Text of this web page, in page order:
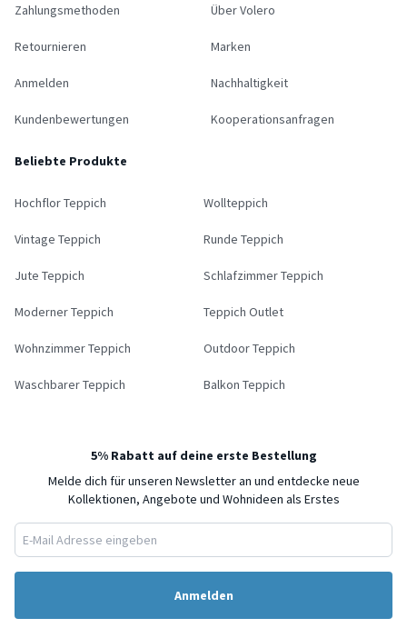
Zahlungsmethoden
Retournieren
Anmelden
Kundenbewertungen
Über Volero
Marken
Nachhaltigkeit
Kooperationsanfragen
Beliebte Produkte
Hochflor Teppich Wollteppich
Vintage Teppich Runde Teppich
Jute Teppich Schlafzimmer Teppich
Moderner Teppich Teppich Outlet
Wohnzimmer Teppich Outdoor Teppich
Waschbarer Teppich Balkon Teppich
5% Rabatt auf deine erste Bestellung
Melde dich für unseren Newsletter an und entdecke neue
Kollektionen, Angebote und Wohnideen als Erstes
Anmelden